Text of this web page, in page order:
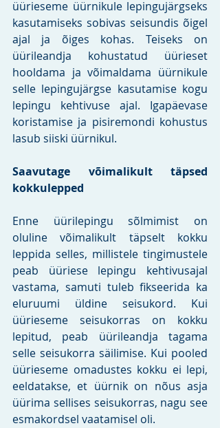
üürieseme üürnikule lepingujärgseks
kasutamiseks sobivas seisundis õigel
ajal ja õiges kohas. Teiseks on
üürileandja kohustatud üürieset
hooldama ja võimaldama üürnikule
selle lepingujärgse kasutamise kogu
lepingu kehtivuse ajal. Igapäevase
koristamise ja pisiremondi kohustus
lasub siiski üürnikul.
Saavutage võimalikult täpsed
kokkulepped
Enne üürilepingu sõlmimist on
oluline võimalikult täpselt kokku
leppida selles, millistele tingimustele
peab üüriese lepingu kehtivusajal
vastama, samuti tuleb fikseerida ka
eluruumi üldine seisukord. Kui
üürieseme seisukorras on kokku
lepitud, peab üürileandja tagama
selle seisukorra säilimise. Kui pooled
üürieseme omadustes kokku ei lepi,
eeldatakse, et üürnik on nõus asja
üürima sellises seisukorras, nagu see
esmakordsel vaatamisel oli.